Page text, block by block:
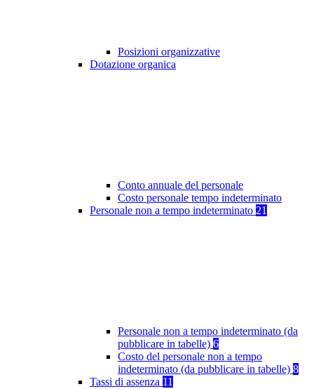
Posizioni organizzative
Dotazione organica
Conto annuale del personale
Costo personale tempo indeterminato
Personale non a tempo indeterminato 21
Personale non a tempo indeterminato (da
pubblicare in tabelle) 6
Costo del personale non a tempo
indeterminato (da pubblicare in tabelle) 8
Tassi di assenza 11